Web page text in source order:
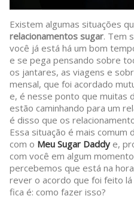
Existem algumas situações
relacionamentos sugar. Tem
você já está há um bom
e se pega pensando sobre
os jantares, as viagens e
mensal, que foi acordado
e, é nesse ponto que muitas
estão caminhando para um
é disso que os
Essa situação é mais comum
com o Meu Sugar Daddy e,
com você em algum
percebemos que está na
rever o acordo que foi feito
fica é: como fazer isso?